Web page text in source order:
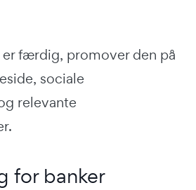
færdig, promover den på
sociale
relevante
for banker